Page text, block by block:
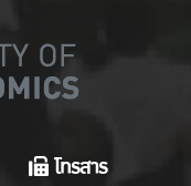
โทรสาร